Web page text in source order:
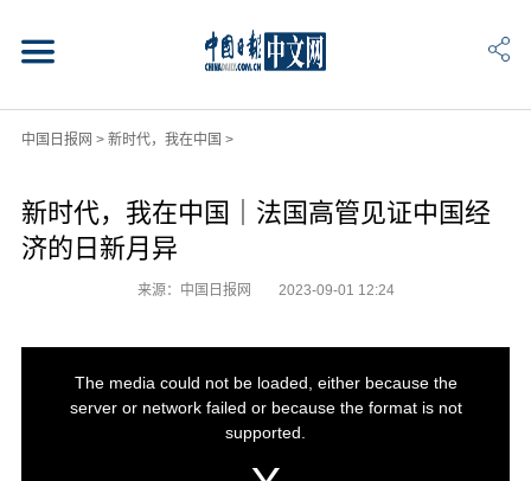
中国日报网 > 新时代，我在中国 >
新时代，我在中国｜法国高管见证中国经
济的日新月异
来源：中国日报网 2023-09-01 12:24